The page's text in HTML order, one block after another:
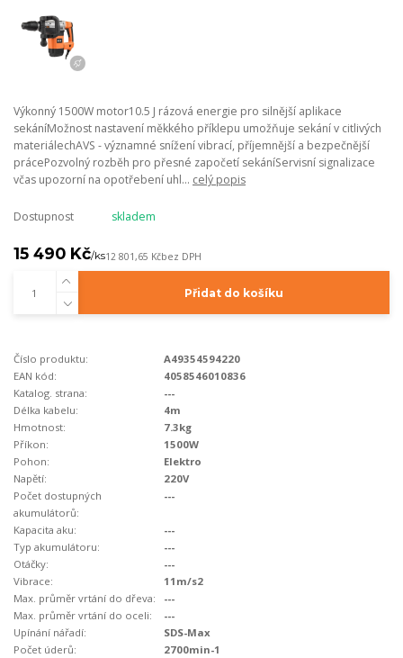
Výkonný 1500W motor10.5 J rázová energie pro silnější aplikace
sekáníMožnost nastavení měkkého příklepu umožňuje sekání v citlivých
materiálechAVS - významné snížení vibrací, příjemnější a bezpečnější
prácePozvolný rozběh pro přesné započetí sekáníServisní signalizace
včas upozorní na opotřebení uhl... celý popis
Dostupnost skladem
15 490 Kč/ks12 801,65 Kčbez DPH
Přidat do košíku
Číslo produktu:
A49354594220
EAN kód:
4058546010836
Katalog. strana:
---
Délka kabelu:
4m
Hmotnost:
7.3kg
Příkon:
1500W
Pohon:
Elektro
Napětí:
220V
Počet dostupných
akumulátorů:
---
Kapacita aku:
---
Typ akumulátoru:
---
Otáčky:
---
Vibrace:
11m/s2
Max. průměr vrtání do dřeva:
---
Max. průměr vrtání do oceli:
---
Upínání nářadí:
SDS-Max
Počet úderů:
2700min-1